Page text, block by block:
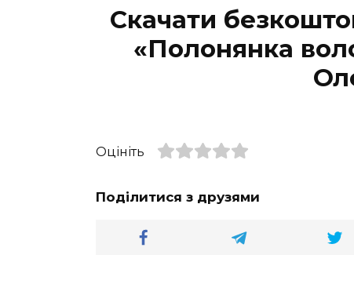
Скачати
«Полонянка
Оцініть
Поділитися з друзями